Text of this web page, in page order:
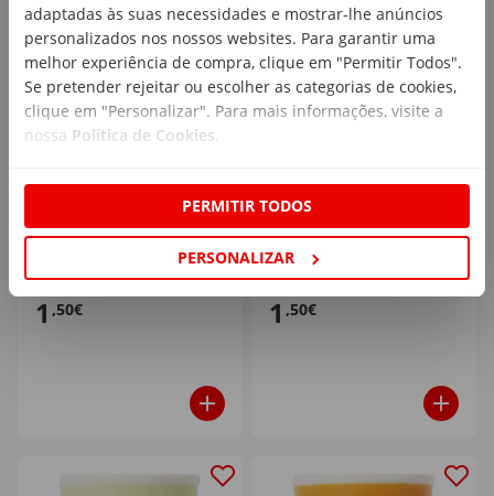
adaptadas às suas necessidades e mostrar-lhe anúncios
personalizados nos nossos websites. Para garantir uma
melhor experiência de compra, clique em "Permitir Todos".
Se pretender rejeitar ou escolher as categorias de cookies,
clique em "Personalizar". Para mais informações, visite a
nossa Política de Cookies
PERMITIR TODOS
PERSONALIZAR
Kasa
1 ,50€
Kasa
1 ,50€